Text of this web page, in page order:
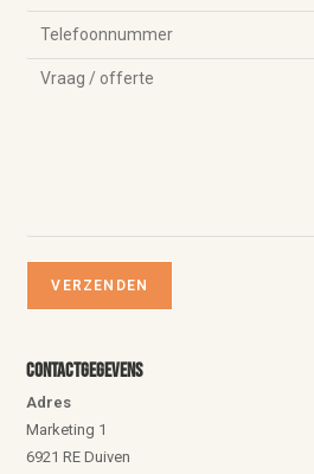
Contactgegevens
Adres
Marketing 1
6921 RE Duiven